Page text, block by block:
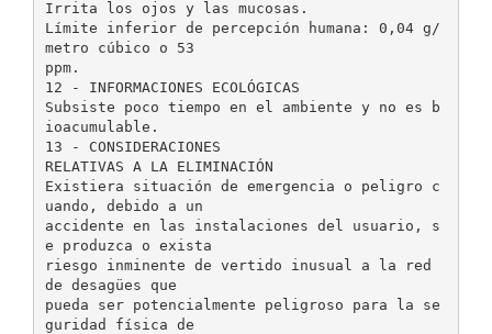
Irrita los ojos y las mucosas.
Límite inferior de percepción humana: 0,04 g/
metro cúbico o 53
ppm.
12 - INFORMACIONES ECOLÓGICAS
Subsiste poco tiempo en el ambiente y no es b
ioacumulable.
13 - CONSIDERACIONES
RELATIVAS A LA ELIMINACIÓN
Existiera situación de emergencia o peligro c
uando, debido a un
accidente en las instalaciones del usuario, s
e produzca o exista
riesgo inminente de vertido inusual a la red
de desagües que
pueda ser potencialmente peligroso para la se
guridad física de